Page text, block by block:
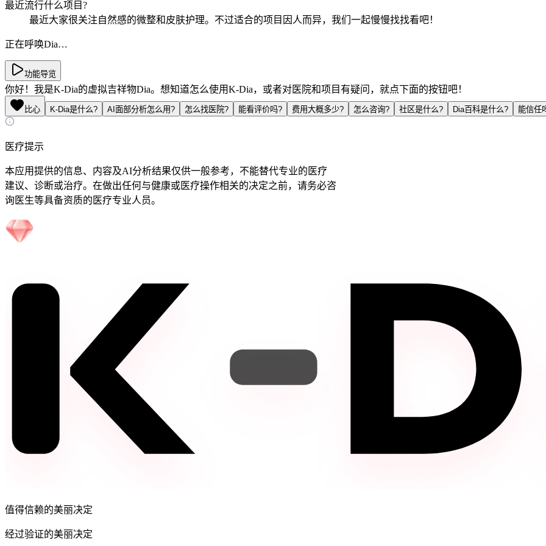
最近流行什么项目?
最近大家很关注自然感的微整和皮肤护理。不过适合的项目因人而异，我们一起慢慢找找看吧！
正在呼唤Dia…
功能导览
你好！我是K-Dia的虚拟吉祥物Dia。想知道怎么使用K-Dia，或者对医院和项目有疑问，就点下面的按钮吧！
比心 K-Dia是什么? AI面部分析怎么用? 怎么找医院? 能看评价吗? 费用大概多少? 怎么咨询? 社区是什么? Dia百科是什么? 能信任
医疗提示
本应用提供的信息、内容及AI分析结果仅供一般参考，不能替代专业的医疗
建议、诊断或治疗。在做出任何与健康或医疗操作相关的决定之前，请务必咨
询医生等具备资质的医疗专业人员。
值得信赖的美丽决定
经过验证的美丽决定